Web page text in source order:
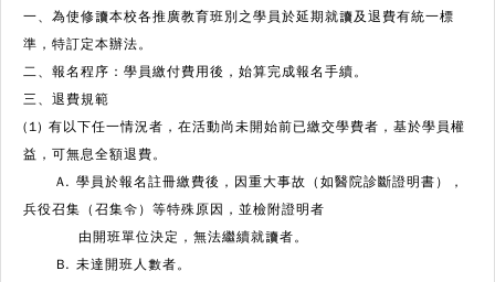
一、為使修讀本校各推廣教育班別之學員於延期就讀及退費有統一標
準，特訂定本辦法。
二、報名程序：學員繳付費用後，始算完成報名手續。
三、退費規範
(1) 有以下任一情況者，在活動尚未開始前已繳交學費者，基於學員權
益，可無息全額退費。
A. 學員於報名註冊繳費後，因重大事故（如醫院診斷證明書），
兵役召集（召集令）等特殊原因，並檢附證明者
由開班單位決定，無法繼續就讀者。
B. 未達開班人數者。